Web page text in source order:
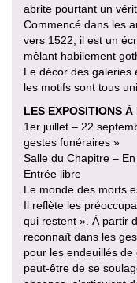
abrite pourtant un
Commencé dans les
vers 1522, il est un
mêlant habilement
Le décor des galeries
les motifs sont tous
LES EXPOSITIONS À
1er juillet – 22
gestes funéraires »
Salle du Chapitre –
Entrée libre
Le monde des morts
Il reflète les
qui restent ». À partir
reconnaît dans les
pour les endeuillés de
peut-être de se